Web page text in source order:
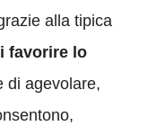
alla tipica
favorire lo
di agevolare,